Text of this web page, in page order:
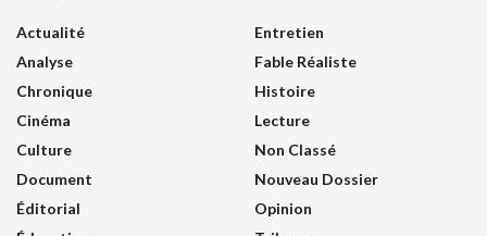
Actualité
Analyse
Chronique
Cinéma
Culture
Document
Éditorial
Entretien
Fable Réaliste
Histoire
Lecture
Non Classé
Nouveau Dossier
Opinion